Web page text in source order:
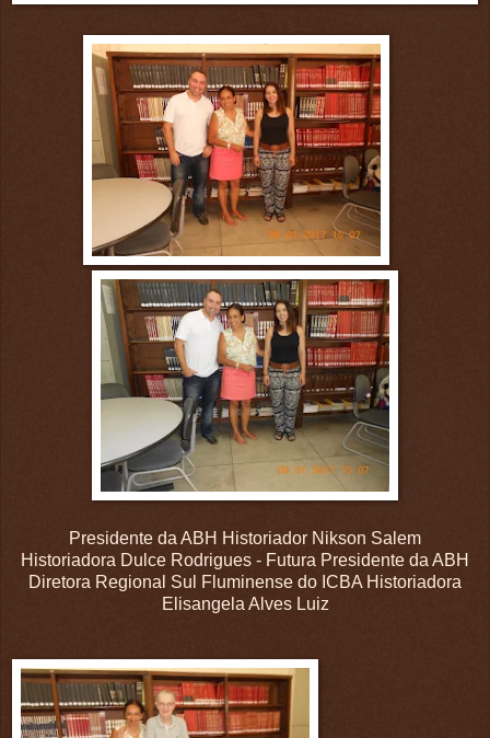
Presidente da ABH Historiador Nikson Salem
Historiadora Dulce Rodrigues - Futura Presidente da ABH
Diretora Regional Sul Fluminense do ICBA Historiadora
Elisangela Alves Luiz